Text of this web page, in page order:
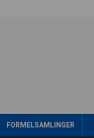
FORMELSAMLINGER